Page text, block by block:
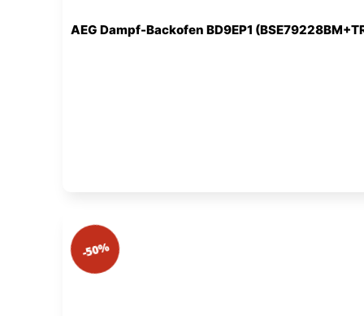
AEG Dampf-Backofen BD9EP1
-50%